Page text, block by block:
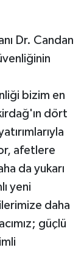
Dr. Candan
bizim en
dört
afetlere
da yukarı
yeni
daha
güçlü